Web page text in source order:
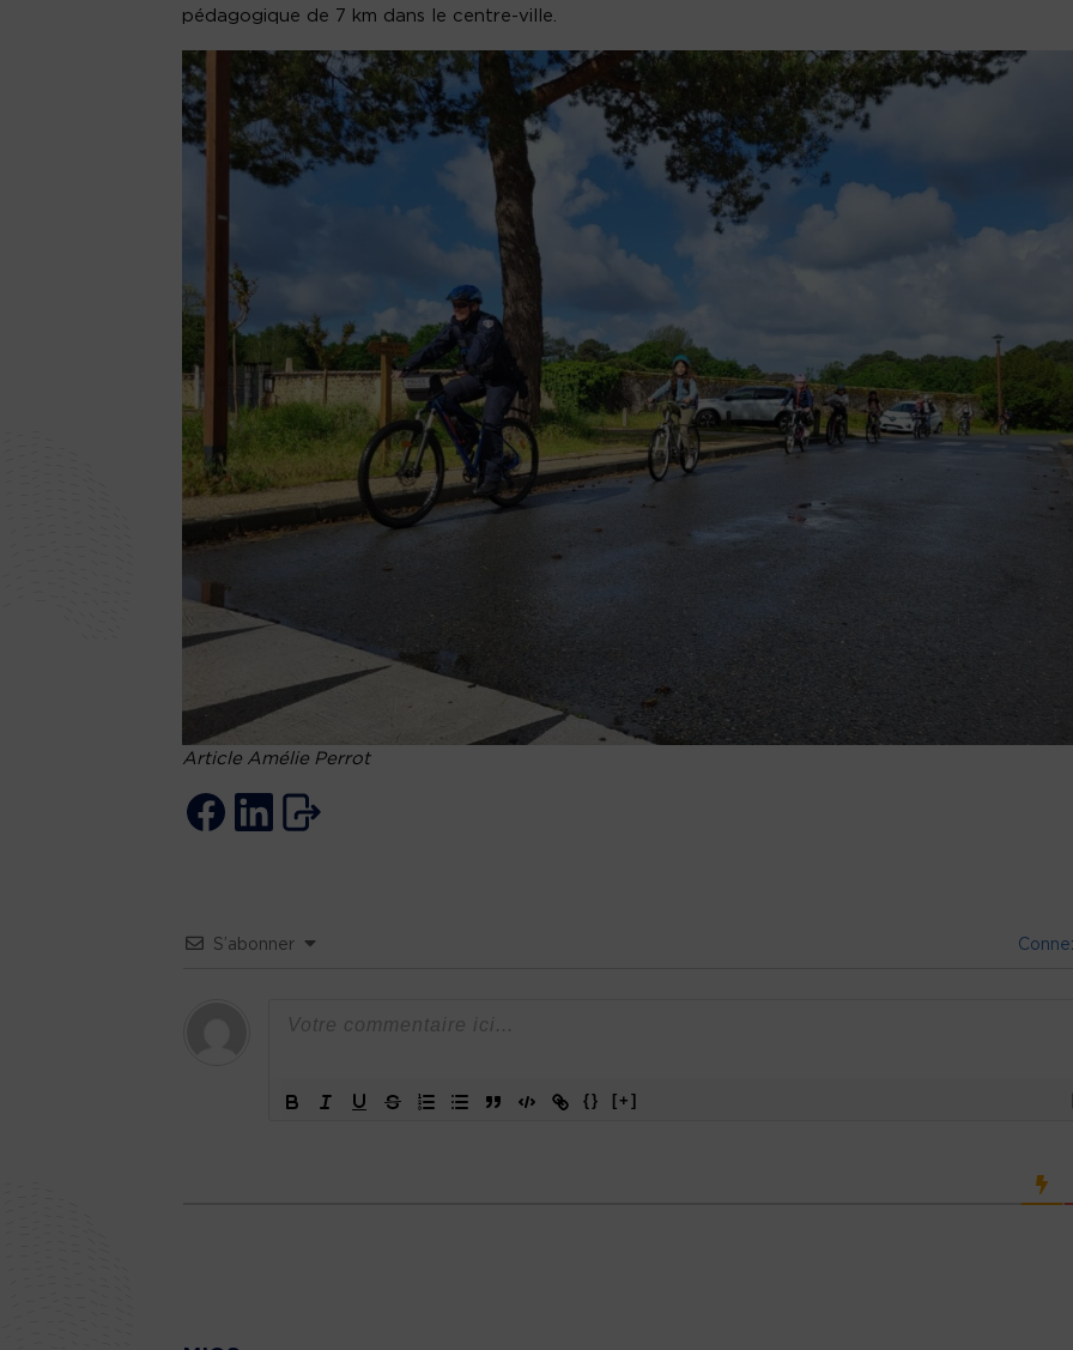
pédagogique de 7 km dans le centre-ville.
Article Amélie Perrot
S’abonner
{} [+]